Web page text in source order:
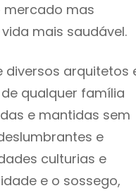
mas
mais saudável.
diversos arquitetos
qualquer família
e mantidas sem
e
culturias e
e o sossego,